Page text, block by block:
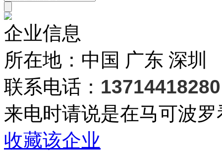
企业信息
所在地：中国 广东 深圳
联系电话： 13714418280
来电时请说是在马可波
收藏该企业